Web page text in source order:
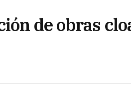
de obras